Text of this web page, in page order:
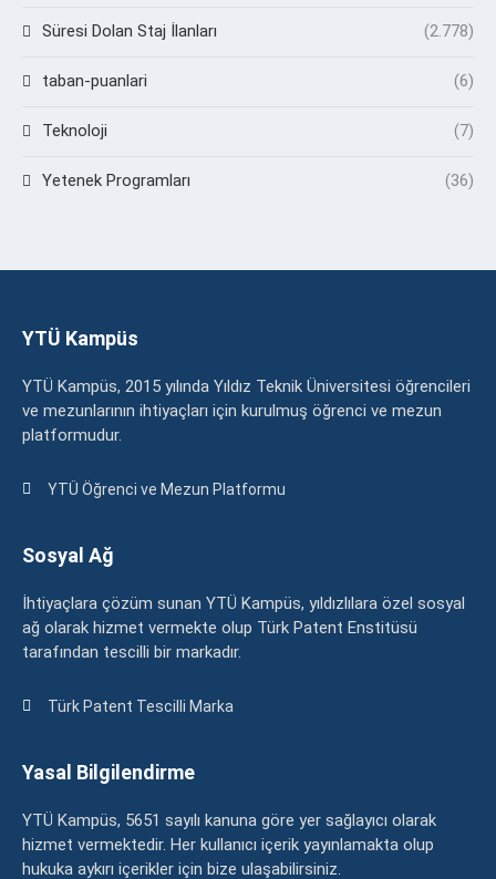
Süresi Dolan Staj İlanları (2.778)
taban-puanlari (6)
Teknoloji (7)
Yetenek Programları (36)
YTÜ Kampüs
YTÜ Kampüs, 2015 yılında Yıldız Teknik Üniversitesi öğrencileri
ve mezunlarının ihtiyaçları için kurulmuş öğrenci ve mezun
platformudur.
YTÜ Öğrenci ve Mezun Platformu
Sosyal Ağ
İhtiyaçlara çözüm sunan YTÜ Kampüs, yıldızlılara özel sosyal
ağ olarak hizmet vermekte olup Türk Patent Enstitüsü
tarafından tescilli bir markadır.
Türk Patent Tescilli Marka
Yasal Bilgilendirme
YTÜ Kampüs, 5651 sayılı kanuna göre yer sağlayıcı olarak
hizmet vermektedir. Her kullanıcı içerik yayınlamakta olup
hukuka aykırı içerikler için bize ulaşabilirsiniz.